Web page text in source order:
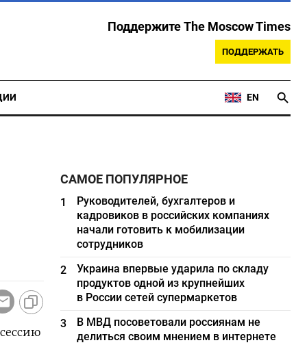
Поддержите The Moscow Times
ПОДДЕРЖАТЬ
EN
САМОЕ ПОПУЛЯРНОЕ
1
Руководителей, бухгалтеров и
кадровиков в российских компаниях
начали готовить к мобилизации
сотрудников
2
Украина впервые ударила по складу
продуктов одной из крупнейших
в России сетей супермаркетов
3
В МВД посоветовали россиянам не
делиться своим мнением в интернете